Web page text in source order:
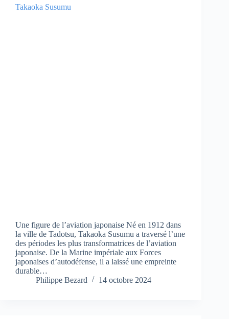
Takaoka Susumu
Une figure de l’aviation japonaise Né en 1912 dans
la ville de Tadotsu, Takaoka Susumu a traversé l’une
des périodes les plus transformatrices de l’aviation
japonaise. De la Marine impériale aux Forces
japonaises d’autodéfense, il a laissé une empreinte
durable…
Philippe Bezard
14 octobre 2024